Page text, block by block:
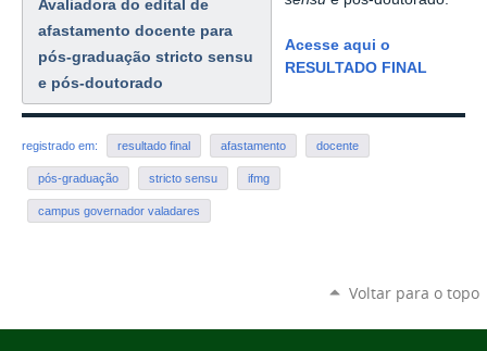
Avaliadora do edital de
afastamento docente para
pós-graduação stricto sensu
e pós-doutorado
Acesse aqui o
RESULTADO FINAL
registrado em: resultado final afastamento docente
pós-graduação stricto sensu ifmg
campus governador valadares
Voltar para o topo